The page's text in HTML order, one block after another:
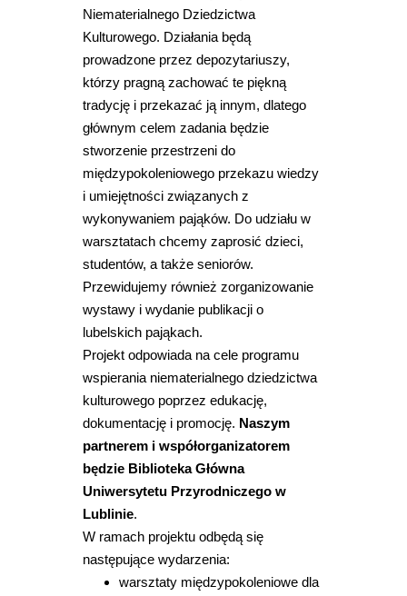
Niematerialnego Dziedzictwa
Kulturowego. Działania będą
prowadzone przez depozytariuszy,
którzy pragną zachować te piękną
tradycję i przekazać ją innym, dlatego
głównym celem zadania będzie
stworzenie przestrzeni do
międzypokoleniowego przekazu wiedzy
i umiejętności związanych z
wykonywaniem pająków. Do udziału w
warsztatach chcemy zaprosić dzieci,
studentów, a także seniorów.
Przewidujemy również zorganizowanie
wystawy i wydanie publikacji o
lubelskich pająkach.
Projekt odpowiada na cele programu
wspierania niematerialnego dziedzictwa
kulturowego poprzez edukację,
dokumentację i promocję. Naszym
partnerem i współorganizatorem
będzie Biblioteka Główna
Uniwersytetu Przyrodniczego w
Lublinie.
W ramach projektu odbędą się
następujące wydarzenia:
warsztaty międzypokoleniowe dla